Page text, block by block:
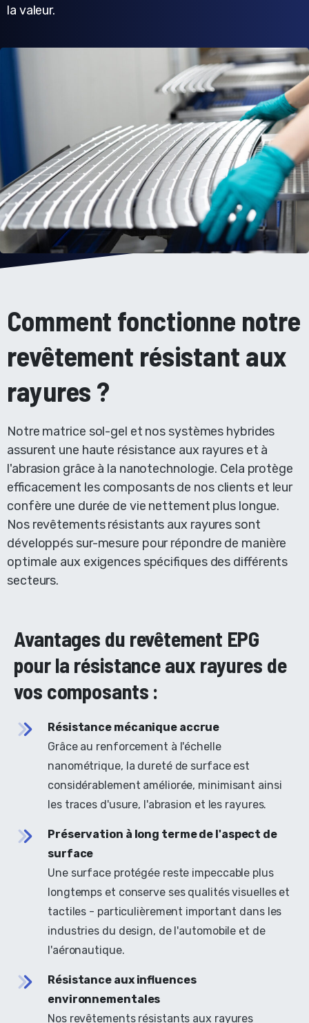
la valeur.
Comment fonctionne notre
revêtement résistant aux
rayures ?
Notre matrice sol-gel et nos systèmes hybrides
assurent une haute résistance aux rayures et à
l'abrasion grâce à la nanotechnologie. Cela protège
efficacement les composants de nos clients et leur
confère une durée de vie nettement plus longue.
Nos revêtements résistants aux rayures sont
développés sur-mesure pour répondre de manière
optimale aux exigences spécifiques des différents
secteurs.
Avantages du revêtement EPG
pour la résistance aux rayures de
vos composants :
Résistance mécanique accrue
Grâce au renforcement à l'échelle
nanométrique, la dureté de surface est
considérablement améliorée, minimisant ainsi
les traces d'usure, l'abrasion et les rayures.
Préservation à long terme de l'aspect de
surface
Une surface protégée reste impeccable plus
longtemps et conserve ses qualités visuelles et
tactiles - particulièrement important dans les
industries du design, de l'automobile et de
l'aéronautique.
Résistance aux influences
environnementales
Nos revêtements résistants aux rayures